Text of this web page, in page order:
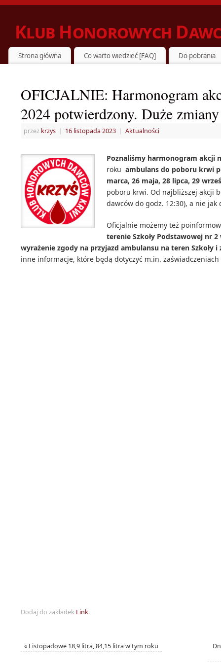
Klub Honorowych
ZIELONKA DZIELI SIĘ KRWIĄ Z POTRZEBUJĄCYMI
Strona główna Co warto wiedzieć [FAQ] Do pobrania
OFICJALNIE: Harmonogram
2024 potwierdzony. Duże zmiany
przez krzys | 16 listopada 2023 | Aktualności
Poznaliśmy harmonogram akcji
roku ambulans do poboru krwi
marca, 26 maja, 28 lipca, 29
poboru krwi. Od najbliższej akcji
dawców do godz. 12:30), a nie
Oficjalnie możemy też
terenie Szkoły Podstawowej nr 2
wyrażenie zgody na przyjazd ambulansu na teren Szkoły
inne informacje, które będą dotyczyć m.in.
Dodaj do zakładek Link.
« Listopadowe 18,9 litra, 84,15 litra w tym roku